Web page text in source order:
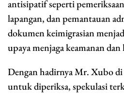
antisipatif seperti
lapangan, dan pemantauan
dokumen keimigrasian
upaya menjaga keamanan
Dengan hadirnya Mr. Xubo
untuk diperiksa, spekulasi